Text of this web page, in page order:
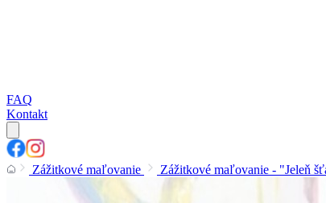
FAQ
Kontakt
Zážitkové maľovanie Zážitkové maľovanie - "Jeleň